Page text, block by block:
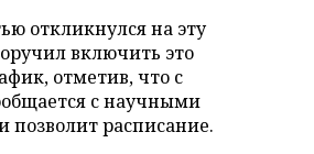
откликнулся на эту
включить это
отметив, что с
с научными
позволит расписание.